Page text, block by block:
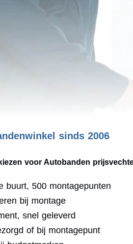
sinds 2006
voor Autobanden
buurt, 500 montagepunten
bij montage
snel geleverd
of bij montagepunt